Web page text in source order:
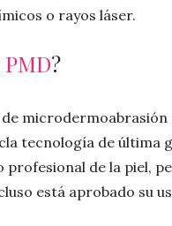
o rayos láser.
PMD?
de
tecnología de última
de la piel,
está aprobado su